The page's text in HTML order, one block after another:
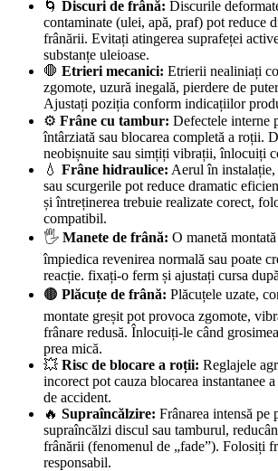
🌀 Discuri de frână: Discurile
contaminate (ulei, apă, praf) pot reduce
frânării. Evitați atingerea suprafeței
substanțe uleioase.
🛑 Etrieri mecanici: Etrierii nealiniați
zgomote, uzură inegală, pierdere de
Ajustați poziția conform indicațiilor
⚙️ Frâne cu tambur: Defectele interne
întârziată sau blocarea completă a roții.
neobișnuite sau simțiți vibrații, înlocuiți
💧 Frâne hidraulice: Aerul în
sau scurgerile pot reduce dramatic
și întreținerea trebuie realizate corect,
compatibil.
🖐️ Manete de frână: O manetă
împiedica revenirea normală sau poate
reacție. fixați-o ferm și ajustați cursa
🟤 Plăcuțe de frână: Plăcuțele uzate,
montate greșit pot provoca zgomote,
frânare redusă. Înlocuiți-le când
prea mică.
💥 Risc de blocare a roții: Reglajele
incorect pot cauza blocarea instantanee
de accident.
🔥 Supraîncălzire: Frânarea intensă
supraîncălzi discul sau tamburul,
frânării (fenomenul de „fade”). Folosiți
responsabil.